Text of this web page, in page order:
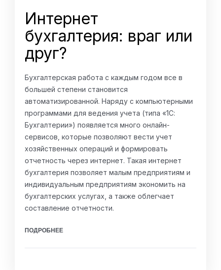
Интернет
бухгалтерия: враг или
друг?
Бухгалтерская работа с каждым годом все в
большей степени становится
автоматизированной. Наряду с компьютерными
программами для ведения учета (типа «1С:
Бухгалтерии») появляется много онлайн-
сервисов, которые позволяют вести учет
хозяйственных операций и формировать
отчетность через интернет. Такая интернет
бухгалтерия позволяет малым предприятиям и
индивидуальным предприятиям экономить на
бухгалтерских услугах, а также облегчает
составление отчетности.
ПОДРОБНЕЕ